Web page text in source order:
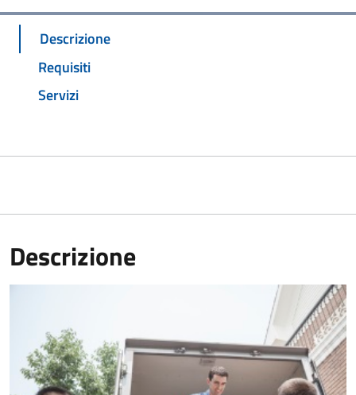
Descrizione
Requisiti
Servizi
Descrizione